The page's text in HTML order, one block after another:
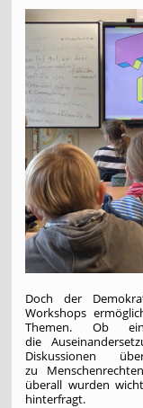
Doch der
Workshops
Themen. Ob
die
Diskussionen
zu
überall wurden
hinterfragt.